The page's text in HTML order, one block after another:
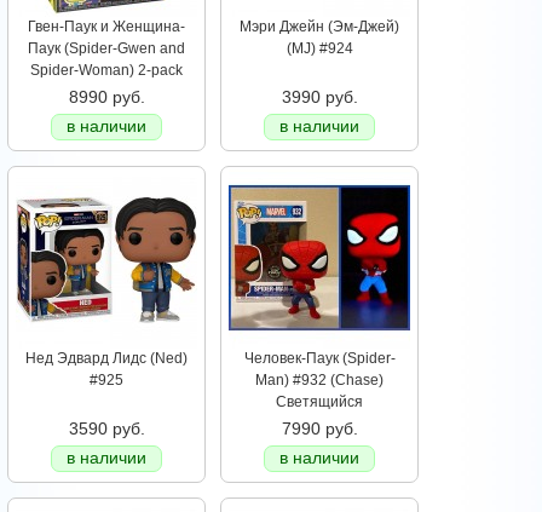
Гвен-Паук и Женщина-
Паук (Spider-Gwen and
Spider-Woman) 2-pack
8990 руб.
в наличии
Мэри Джейн (Эм-Джей)
(MJ) #924
3990 руб.
в наличии
Нед Эдвард Лидс (Ned)
#925
3590 руб.
в наличии
Человек-Паук (Spider-
Man) #932 (Chase)
Светящийся
7990 руб.
в наличии